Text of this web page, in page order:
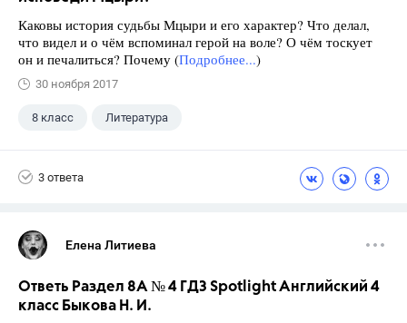
Каковы история судьбы Мцыри и его характер? Что делал,
что видел и о чём вспоминал герой на воле? О чём тоскует
он и печалиться? Почему (Подробнее...)
30 ноября 2017
8 класс Литература
3 ответа
Елена Литиева
Ответь Раздел 8A № 4 ГДЗ Spotlight Английский 4
класс Быкова Н. И.